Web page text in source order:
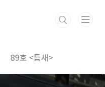
89호 <틈새>